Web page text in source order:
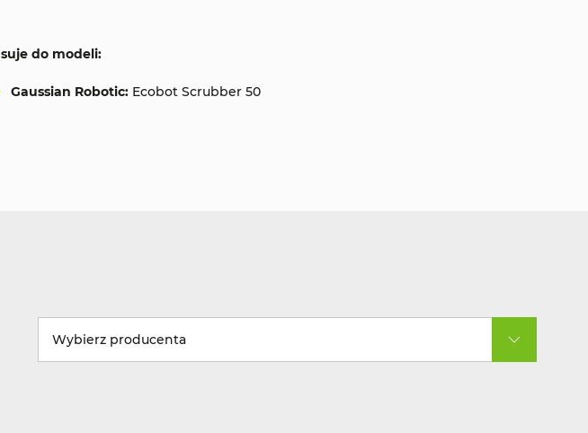
do modeli:
Gaussian Robotic: Ecobot Scrubber 50
Wybierz producenta